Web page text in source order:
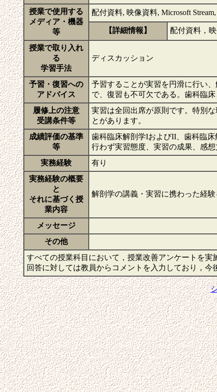
授業で使用する
メディア・機器
等
配付資料, 映像資料, Microsoft Stream,
【詳細情報】 配付資料，
授業で取り入れ
る
学習手法
ディスカッション
予習・復習への
アドバイス
予習することが実習を円滑に行い
で、復習も不可欠である。歯科臨
履修上の注意
受講条件等
実習は全回出席が原則です。特別
とがあります。
成績評価の基準
等
歯科臨床解剖学IおよびII、歯科臨
行わず実習態度、実習の成果、感
実務経験
有り
実務経験の概要
と
それに基づく授
業内容
解剖学の講義・実習に携わった経
メッセージ
その他
すべての授業科目において，授業改善アンケートを
回答に対しては教員からコメントを入力しており，